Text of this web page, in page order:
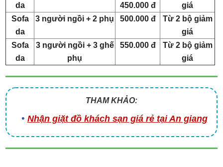
da
450.000 đ
giá
Sofa
da
3 người ngồi + 2 phụ 500.000 đ
Từ 2 bộ giảm
giá
Sofa
da
3 người ngồi + 3 ghế
phụ
550.000 đ
Từ 2 bộ giảm
giá
THAM KHẢO:
Nhận giặt đồ khách sạn giá rẻ tại An giang